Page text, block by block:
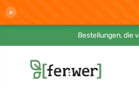
×
Bestellungen, die